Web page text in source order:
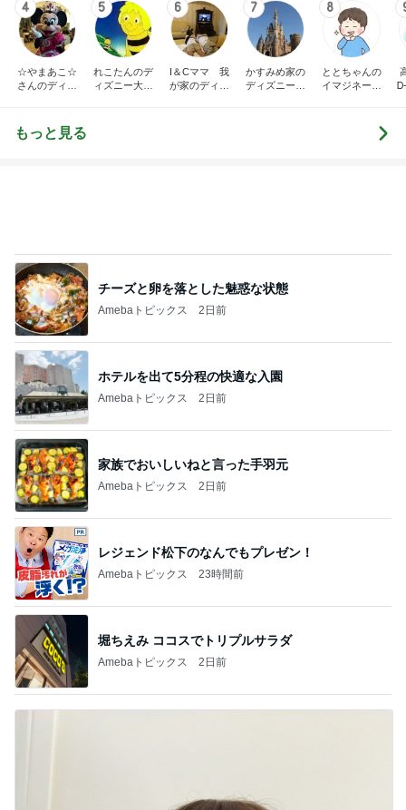
4
☆やまあこ☆
さんのディズ
5
れこたんのデ
ィズニー大好
6
I＆Cママ 我
が家のディズ
7
かすみめ家の
ディズニー大
8
ととちゃんの
イマジネーシ
もっと見る
チーズと卵を落とした魅惑な状態
Amebaトピックス 2日前
ホテルを出て5分程の快適な入園
Amebaトピックス 2日前
家族でおいしいねと言った手羽元
Amebaトピックス 2日前
レジェンド松下のなんでもプレゼン！
Amebaトピックス 23時間前
堀ちえみ ココスでトリプルサラダ
Amebaトピックス 2日前